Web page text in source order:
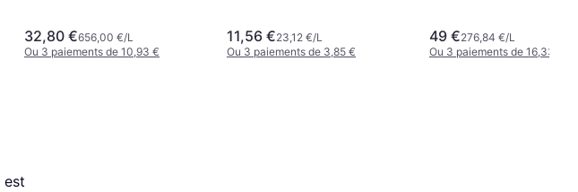
32,80 €656,00 €/L
Ou 3 paiements de 10,93 €
11,56 €23,12 €/L
Ou 3 paiements de 3,85 €
49 €276,84 €/L
Ou 3 paiements de 16,33 €